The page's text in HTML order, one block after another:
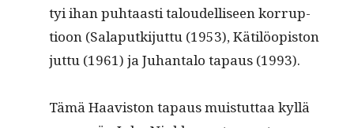
tyi ihan puh­taasti taloudel­liseen kor­rup­
tioon (Sala­putk­i­jut­tu (1953), Kätilöopis­ton
jut­tu (1961) ja Juhan­ta­lo tapaus (1993).
Tämä Haav­is­ton tapaus muis­tut­taa kyl­lä